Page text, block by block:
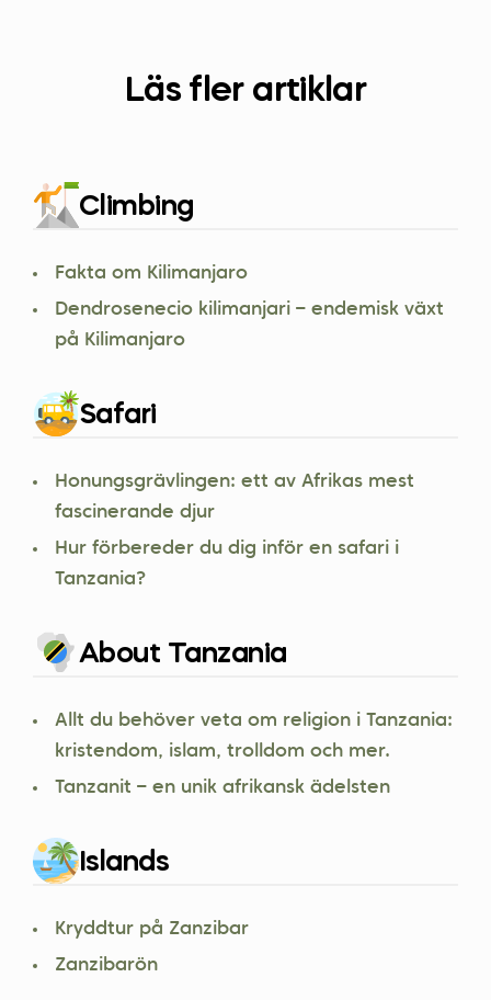
Läs fler artiklar
Climbing
Fakta om Kilimanjaro
Dendrosenecio kilimanjari – endemisk växt
på Kilimanjaro
Safari
Honungsgrävlingen: ett av Afrikas mest
fascinerande djur
Hur förbereder du dig inför en safari i
Tanzania?
About Tanzania
Allt du behöver veta om religion i Tanzania:
kristendom, islam, trolldom och mer.
Tanzanit – en unik afrikansk ädelsten
Islands
Kryddtur på Zanzibar
Zanzibarön